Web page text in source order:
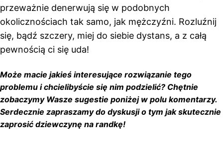
przeważnie denerwują się w podobnych
okolicznościach tak samo, jak mężczyźni. Rozluźnij
się, bądź szczery, miej do siebie dystans, a z całą
pewnością ci się uda!
Może macie jakieś interesujące rozwiązanie tego
problemu i chcielibyście się nim podzielić? Chętnie
zobaczymy Wasze sugestie poniżej w polu komentarzy.
Serdecznie zapraszamy do dyskusji o tym jak skutecznie
zaprosić dziewczynę na randkę!